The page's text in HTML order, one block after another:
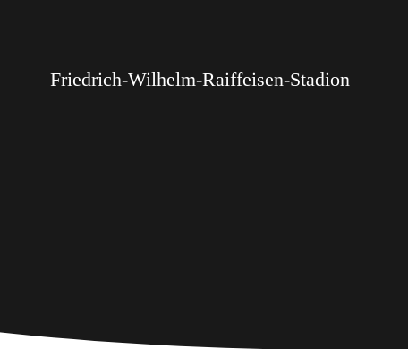
Friedrich-Wilhelm-Raiffeisen-Stadion